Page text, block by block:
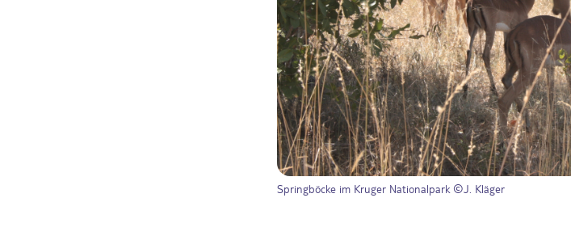
Springböcke im Kruger Nationalpark ©J. Kläger